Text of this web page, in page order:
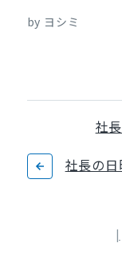
by ヨシミ
社
社長の